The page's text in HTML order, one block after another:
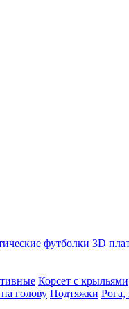
футболки 3D
Корсет с крыльями
голову Подтяжки